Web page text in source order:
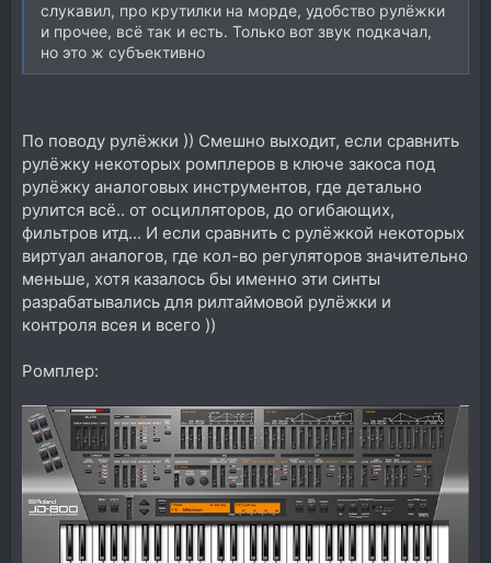
слукавил, про крутилки на морде, удобство рулёжки
и прочее, всё так и есть. Только вот звук подкачал,
но это ж субъективно
По поводу рулёжки )) Смешно выходит, если сравнить
рулёжку некоторых ромплеров в ключе закоса под
рулёжку аналоговых инструментов, где детально
рулится всё.. от осцилляторов, до огибающих,
фильтров итд... И если сравнить с рулёжкой некоторых
виртуал аналогов, где кол-во регуляторов значительно
меньше, хотя казалось бы именно эти синты
разрабатывались для рилтаймовой рулёжки и
контроля всея и всего ))
Ромплер: